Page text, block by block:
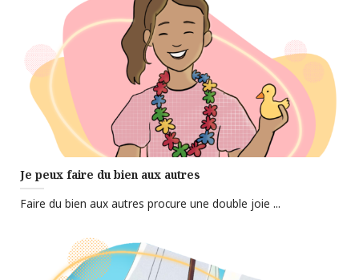
Je peux faire du bien aux autres
Faire du bien aux autres procure une double joie ...